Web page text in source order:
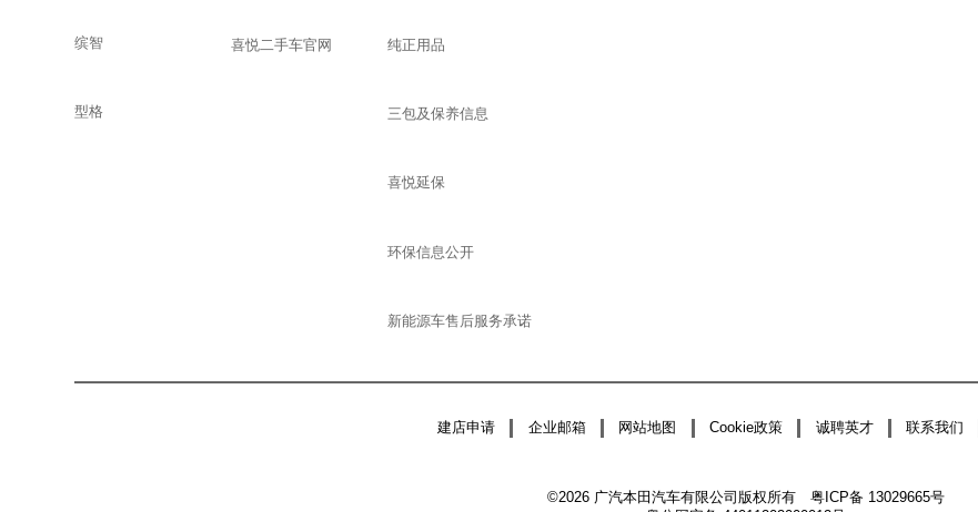
缤智
型格
喜悦二手车官网 纯正用品
三包及保养信息
喜悦延保
环保信息公开
新能源车售后服务承诺
建店申请 企业邮箱 网站地图 Cookie政策 诚聘英才 联系我们
©2026 广汽本田汽车有限公司版权所有
粤ICP备 13029665号